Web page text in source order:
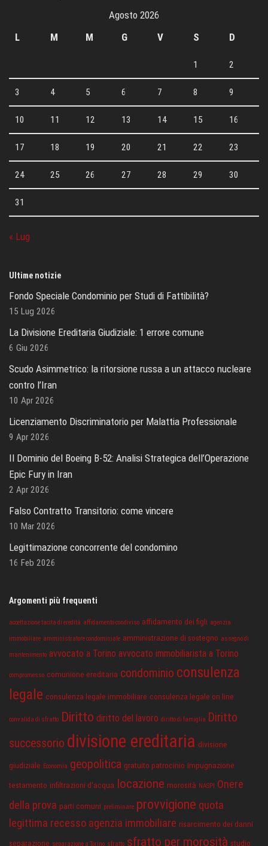
Agosto 2026
L
M M G V S D
1 2
3 4 5 6 7 8 9
10 11 12 13 14 15 16
17 18 19 20 21 22 23
24 25 26 27 28 29 30
31
« Lug
Ultime notizie
Fondo Speciale Condominio per Studi di Fattibilità?
15 Lug 2026
La Divisione Ereditaria Giudiziale: 1 errore comune
6 Giu 2026
Scudo Asimmetrico: la ritorsione russa a un attacco nucleare
contro l’Iran
10 Apr 2026
Licenziamento Discriminatorio per Malattia Professionale
9 Apr 2026
Il Dominio del Boeing B-52: Analisi Strategica dell’Operazione
Epic Fury in Iran
2 Apr 2026
Falso Contratto Transitorio: come vincere
10 Mar 2026
Legittimazione concorrente del condomino
16 Feb 2026
Argomenti più frequenti
accettazione tacita di eredità affidamento condiviso affidamento dei figli agenzia
immobiliare amministratore condominiale amministrazione di sostegno assegno di
mantenimento avvocato a Torino avvocato immobiliarista a Torino
compromesso comunione ereditaria condominio consulenza
legale consulenza legale immobiliare consulenza legale on line
convalida di sfratto Diritto diritto del lavoro diritto di famiglia Diritto
successorio divisione ereditaria divisione
giudiziale Economia geopolitica gratuito patrocinio Impugnazione
testamento infiltrazioni d'acqua locazione morosità NASPI Onere
della prova parti comuni preliminare provvigione quota
legittima recesso agenzia immobiliare risarcimento dei danni
separazione separazione a Torino sfratto sfratto per morosità studio